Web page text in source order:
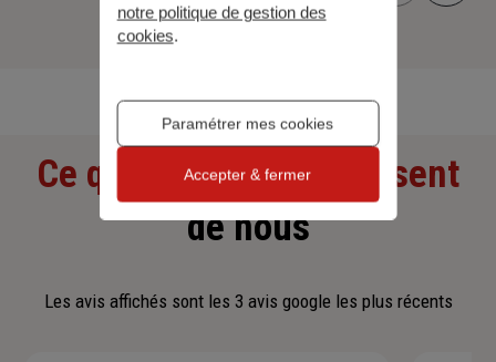
Ce que nos clients pensent
de nous
Les avis affichés sont les 3 avis google les plus récents
notre politique de gestion des
cookies.
Paramétrer mes cookies
Accepter & fermer